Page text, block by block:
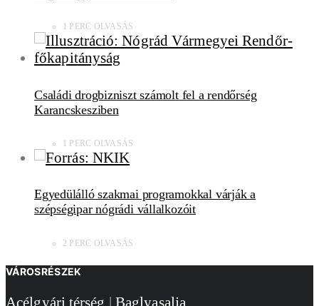
1 PERC OLVASÁS
Családi drogbizniszt számolt fel a rendőrség
Karancskesziben
1 PERC OLVASÁS
Egyedülálló szakmai programokkal várják a
szépségipar nógrádi vállalkozóit
2 PERC OLVASÁS
VÁROSRÉSZEK
Acélgyári térség | Baglyasalja